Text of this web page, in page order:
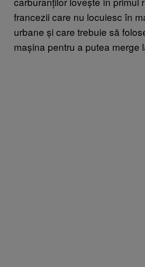
francezii care nu locuiesc în
urbane și care trebuie să
mașina pentru a putea merge